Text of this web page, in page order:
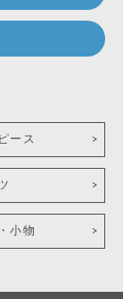
ース
小物